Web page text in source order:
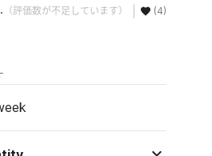
（評価数が不足しています） (4)